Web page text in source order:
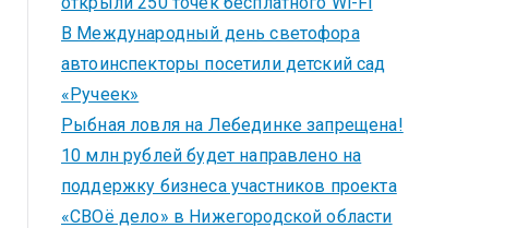
В Международный день светофора
автоинспекторы посетили детский сад
«Ручеек»
Рыбная ловля на Лебединке запрещена!
10 млн рублей будет направлено на
поддержку бизнеса участников проекта
«СВОё дело» в Нижегородской области